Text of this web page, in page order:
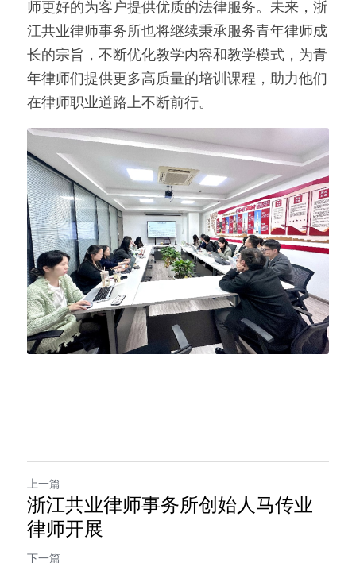
师更好的为客户提供优质的法律服务。未来，浙
江共业律师事务所也将继续秉承服务青年律师成
长的宗旨，不断优化教学内容和教学模式，为青
年律师们提供更多高质量的培训课程，助力他们
在律师职业道路上不断前行。
上一篇
浙江共业律师事务所创始人马传业
律师开展
下一篇